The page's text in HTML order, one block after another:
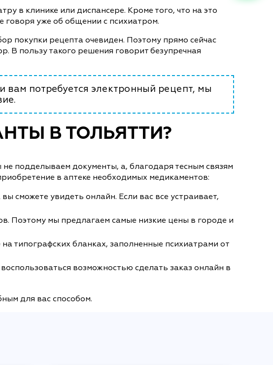
в клинике или диспансере. Кроме того, что на это
говоря уже об общении с психиатром.
покупки рецепта очевиден. Поэтому прямо сейчас
В пользу такого решения говорит безупречная
потребуется электронный рецепт, мы
В ТОЛЬЯТТИ?
подделываем документы, а, благодаря тесным связям
в аптеке необходимых медикаментов:
сможете увидеть онлайн. Если вас все устраивает,
Поэтому мы предлагаем самые низкие цены в городе и
типографских бланках, заполненные психиатрами от
возможностью сделать заказ онлайн в
для вас способом.